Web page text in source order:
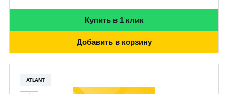
Купить в 1 клик
Добавить в корзину
ATLANT